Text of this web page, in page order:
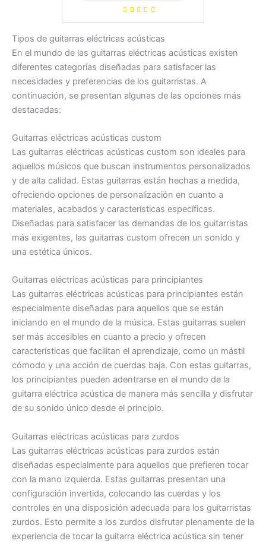
Tipos de guitarras eléctricas acústicas
En el mundo de las guitarras eléctricas acústicas existen
diferentes categorías diseñadas para satisfacer las
necesidades y preferencias de los guitarristas. A
continuación, se presentan algunas de las opciones más
destacadas:
Guitarras eléctricas acústicas custom
Las guitarras eléctricas acústicas custom son ideales para
aquellos músicos que buscan instrumentos personalizados
y de alta calidad. Estas guitarras están hechas a medida,
ofreciendo opciones de personalización en cuanto a
materiales, acabados y características específicas.
Diseñadas para satisfacer las demandas de los guitarristas
más exigentes, las guitarras custom ofrecen un sonido y
una estética únicos.
Guitarras eléctricas acústicas para principiantes
Las guitarras eléctricas acústicas para principiantes están
especialmente diseñadas para aquellos que se están
iniciando en el mundo de la música. Estas guitarras suelen
ser más accesibles en cuanto a precio y ofrecen
características que facilitan el aprendizaje, como un mástil
cómodo y una acción de cuerdas baja. Con estas guitarras,
los principiantes pueden adentrarse en el mundo de la
guitarra eléctrica acústica de manera más sencilla y disfrutar
de su sonido único desde el principio.
Guitarras eléctricas acústicas para zurdos
Las guitarras eléctricas acústicas para zurdos están
diseñadas especialmente para aquellos que prefieren tocar
con la mano izquierda. Estas guitarras presentan una
configuración invertida, colocando las cuerdas y los
controles en una disposición adecuada para los guitarristas
zurdos. Esto permite a los zurdos disfrutar plenamente de la
experiencia de tocar la guitarra eléctrica acústica sin tener